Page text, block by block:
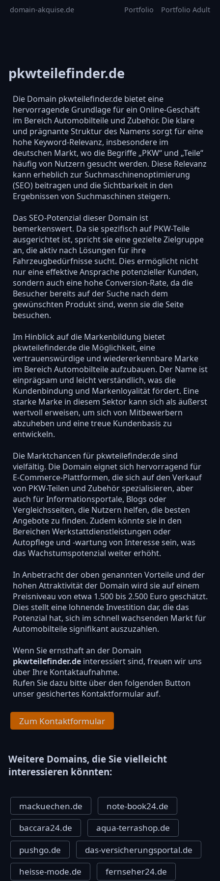
domain-akquise.de Portfolio Portfolio Adult
pkwteilefinder.de
Die Domain pkwteilefinder.de bietet eine
hervorragende Grundlage für ein Online-Geschäft
im Bereich Automobilteile und Zubehör. Die klare
und prägnante Struktur des Namens sorgt für eine
hohe Keyword-Relevanz, insbesondere im
deutschen Markt, wo die Begriffe „PKW“ und „Teile“
häufig von Nutzern gesucht werden. Diese Relevanz
kann erheblich zur Suchmaschinenoptimierung
(SEO) beitragen und die Sichtbarkeit in den
Ergebnissen von Suchmaschinen steigern.
Das SEO-Potenzial dieser Domain ist
bemerkenswert. Da sie spezifisch auf PKW-Teile
ausgerichtet ist, spricht sie eine gezielte Zielgruppe
an, die aktiv nach Lösungen für ihre
Fahrzeugbedürfnisse sucht. Dies ermöglicht nicht
nur eine effektive Ansprache potenzieller Kunden,
sondern auch eine hohe Conversion-Rate, da die
Besucher bereits auf der Suche nach dem
gewünschten Produkt sind, wenn sie die Seite
besuchen.
Im Hinblick auf die Markenbildung bietet
pkwteilefinder.de die Möglichkeit, eine
vertrauenswürdige und wiedererkennbare Marke
im Bereich Automobilteile aufzubauen. Der Name ist
einprägsam und leicht verständlich, was die
Kundenbindung und Markenloyalität fördert. Eine
starke Marke in diesem Sektor kann sich als äußerst
wertvoll erweisen, um sich von Mitbewerbern
abzuheben und eine treue Kundenbasis zu
entwickeln.
Die Marktchancen für pkwteilefinder.de sind
vielfältig. Die Domain eignet sich hervorragend für
E-Commerce-Plattformen, die sich auf den Verkauf
von PKW-Teilen und Zubehör spezialisieren, aber
auch für Informationsportale, Blogs oder
Vergleichsseiten, die Nutzern helfen, die besten
Angebote zu finden. Zudem könnte sie in den
Bereichen Werkstattdienstleistungen oder
Autopflege und -wartung von Interesse sein, was
das Wachstumspotenzial weiter erhöht.
In Anbetracht der oben genannten Vorteile und der
hohen Attraktivität der Domain wird sie auf einem
Preisniveau von etwa 1.500 bis 2.500 Euro geschätzt.
Dies stellt eine lohnende Investition dar, die das
Potenzial hat, sich im schnell wachsenden Markt für
Automobilteile signifikant auszuzahlen.
Wenn Sie ernsthaft an der Domain
pkwteilefinder.deinteressiert sind, freuen wir uns
über Ihre Kontaktaufnahme.
Rufen Sie dazu bitte über den folgenden Button
unser gesichertes Kontaktformular auf.
Zum Kontaktformular
Weitere Domains, die Sie vielleicht
interessieren könnten:
mackuechen.de
note-book24.de
baccara24.de
aqua-terrashop.de
pushgo.de
das-versicherungsportal.de
heisse-mode.de
fernseher24.de